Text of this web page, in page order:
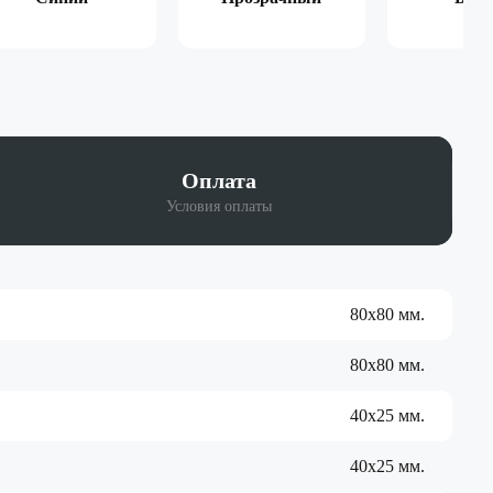
Оплата
Условия оплаты
80х80 мм.
80х80 мм.
40х25 мм.
40х25 мм.